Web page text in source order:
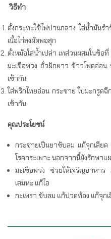
วิธีทำ
ตั้งกระทะใช้ไฟปานกลาง ใส่น้ำมันร
เนื้อไก่ลงผัดพอสุก
ตั้งหม้อใส่น้ำเปล่า เทส่วนผสมในข้อที่
มะเขือพวง ถั่วฝักยาว ข้าวโพดอ่อ
เข้ากัน
ใส่พริกไทยอ่อน กระชาย ใบมะกรูดฉี
เข้ากัน
คุณประโยชน์
กระชายเป็นยาขับลม แก้จุกเสีย
โรคกระเพาะ นอกจากนี้ยังรักษาแ
มะเขือพวง ช่วยให้เจริญอาหา
เสมหะ แก้ไอ
กะเพรา ขับลม แก้ปวดท้อง แก้จุกเ